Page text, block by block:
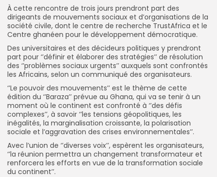
À cette rencontre de trois jours prendront part des
dirigeants de mouvements sociaux et d’organisations de la
société civile, dont le centre de recherche TrustAfrica et le
Centre ghanéen pour le développement démocratique.
Des universitaires et des décideurs politiques y prendront
part pour ‘’définir et élaborer des stratégies’’ de résolution
des ‘’problèmes sociaux urgents’’ auxquels sont confrontés
les Africains, selon un communiqué des organisateurs.
‘’Le pouvoir des mouvements’’ est le thème de cette
édition du ‘’Baraza’’ prévue au Ghana, qui va se tenir à un
moment où le continent est confronté à ‘’des défis
complexes’’, à savoir ‘’les tensions géopolitiques, les
inégalités, la marginalisation croissante, la polarisation
sociale et l’aggravation des crises environnementales’’.
Avec l’union de ‘’diverses voix’’, espèrent les organisateurs,
‘’la réunion permettra un changement transformateur et
renforcera les efforts en vue de la transformation sociale
du continent’’.